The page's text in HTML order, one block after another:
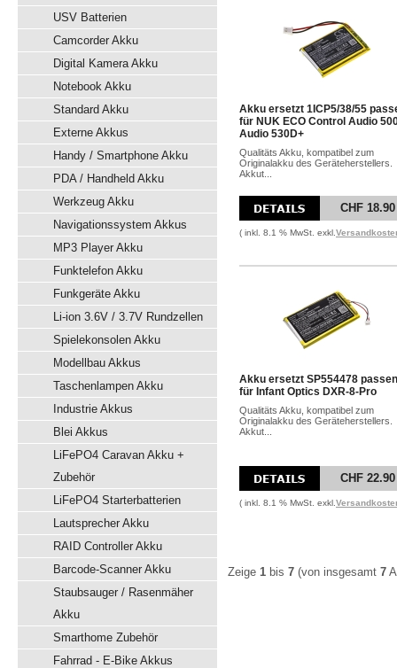
USV Batterien
Camcorder Akku
Digital Kamera Akku
Notebook Akku
Standard Akku
Externe Akkus
Handy / Smartphone Akku
PDA / Handheld Akku
Werkzeug Akku
Navigationssystem Akkus
MP3 Player Akku
Funktelefon Akku
Funkgeräte Akku
Li-ion 3.6V / 3.7V Rundzellen
Spielekonsolen Akku
Modellbau Akkus
Taschenlampen Akku
Industrie Akkus
Blei Akkus
LiFePO4 Caravan Akku +
Zubehör
LiFePO4 Starterbatterien
Lautsprecher Akku
RAID Controller Akku
Barcode-Scanner Akku
Staubsauger / Rasenmäher
Akku
Smarthome Zubehör
Fahrrad - E-Bike Akkus
Akku ersetzt 1ICP5/38/55
für NUK ECO Control Audio
Audio 530D+
Qualitäts Akku, kompatibel zum
Originalakku des Geräteherstellers.
Akkut...
CHF 18.90
( inkl. 8.1 % MwSt. exkl.
Akku ersetzt SP554478
für Infant Optics DXR-8-Pro
Qualitäts Akku, kompatibel zum
Originalakku des Geräteherstellers.
Akkut...
CHF 22.90
( inkl. 8.1 % MwSt. exkl.
Zeige 1 bis 7 (von insgesamt 7